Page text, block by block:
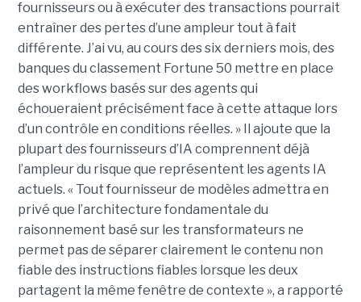
fournisseurs ou à exécuter des transactions pourrait
entraîner des pertes d’une ampleur tout à fait
différente. J’ai vu, au cours des six derniers mois, des
banques du classement Fortune 50 mettre en place
des workflows basés sur des agents qui
échoueraient précisément face à cette attaque lors
d’un contrôle en conditions réelles. » Il ajoute que la
plupart des fournisseurs d’IA comprennent déjà
l’ampleur du risque que représentent les agents IA
actuels. « Tout fournisseur de modèles admettra en
privé que l’architecture fondamentale du
raisonnement basé sur les transformateurs ne
permet pas de séparer clairement le contenu non
fiable des instructions fiables lorsque les deux
partagent la même fenêtre de contexte », a rapporté